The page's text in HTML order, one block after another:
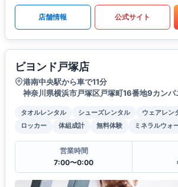
店舗情報 公式サイト
ビヨンド戸塚店
港南中央駅から車で11分
神奈川県横浜市戸塚区戸塚町16番地9カン
タオルレンタル シューズレンタル ウェアレン
ロッカー
体組成計 無料体験 ミネラルウォ
営業時間
7:00〜0:00